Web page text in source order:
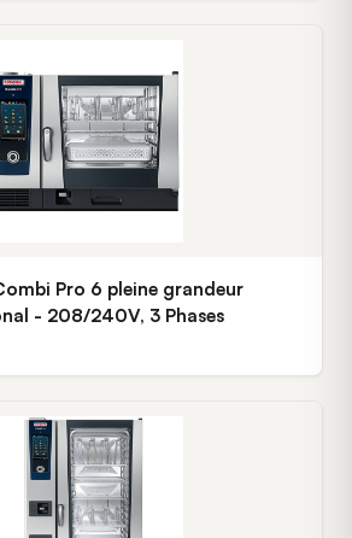
Pro 6 pleine grandeur
- 208/240V, 3 Phases